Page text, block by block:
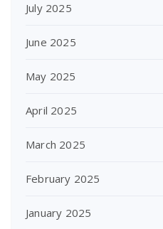
July 2025
June 2025
May 2025
April 2025
March 2025
February 2025
January 2025